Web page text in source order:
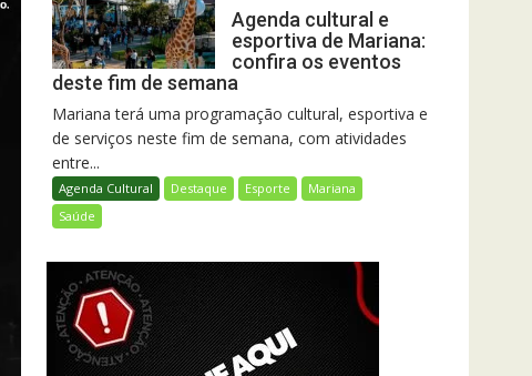
Agenda cultural e
esportiva de Mariana:
confira os eventos
deste fim de semana
Mariana terá uma programação cultural, esportiva e
de serviços neste fim de semana, com atividades
entre...
Agenda Cultural Destaque Esporte
Mariana
Saúde